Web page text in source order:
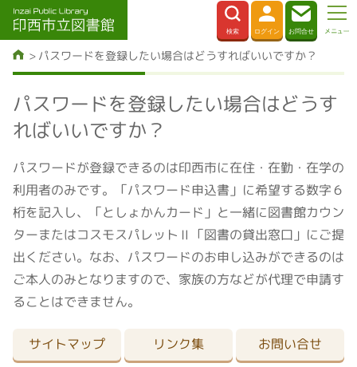
パスワードを登録したい場合はどうすればいいですか？
パスワードを登録したい場合はどうす
ればいいですか？
パスワードが登録できるのは印西市に在住・在勤・在学の
利用者のみです。「パスワード申込書」に希望する数字６
桁を記入し、「としょかんカード」と一緒に図書館カウン
ターまたはコスモスパレットⅡ「図書の貸出窓口」にご提
出ください。なお、パスワードのお申し込みができるのは
ご本人のみとなりますので、家族の方などが代理で申請す
ることはできません。
サイトマップ リンク集 お問い合せ